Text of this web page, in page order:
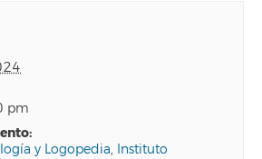
pm
y Logopedia, Instituto